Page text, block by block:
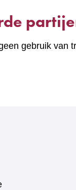
gebruik van
(verwijst